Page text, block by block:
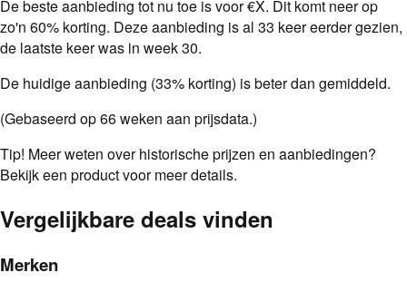
De beste aanbieding tot nu toe isvoor €X. Dit komt neer op
zo'n 60% korting. Deze aanbieding is al 33 keer eerder gezien,
de laatste keer was in week 30.
De huidige aanbieding (33% korting) is beter dan gemiddeld.
(Gebaseerd op66weken aan prijsdata.)
Tip! Meer weten over historische prijzen en aanbiedingen?
Bekijk een product voor meer details.
Vergelijkbare deals vinden
Merken